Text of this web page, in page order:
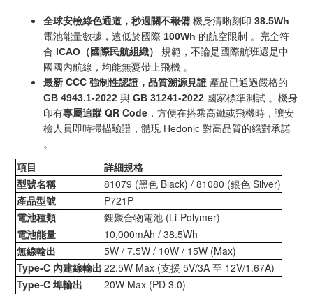
全球安檢綠色通道，秒過關不報備 機身清晰刻印 38.5Wh
電池能量數據，遠低於國際 100Wh 的航空限制 。完全符
合 ICAO （國際民航組織）
規範，不論是國際航班還是中
國國內航線，均能無憂帶上飛機 。
最新 CCC 強制性認證，品質溯源見證 產品已通過嚴格的
GB 4943.1-2022 與 GB 31241-2022 國家標準測試 。機身
印有專屬追蹤 QR Code ， 方便在搭乘高鐵或飛機時，讓安
檢人員即時掃描驗證，體現 Hedonic 對高品質的絕對承諾
。
項目
詳細規格
型號名稱
81079 (黑色 Black) / 81080 (銀色 Silver)
產品型號
P721P
電池種類
鋰聚合物電池 (Li-Polymer)
電池能量
10,000mAh / 38.5Wh
無線輸出
5W / 7.5W / 10W / 15W (Max)
Type-C 內建線輸出 22.5W Max (支援 5V/3A 至 12V/1.67A)
Type-C 埠輸出
20W Max (PD 3.0)